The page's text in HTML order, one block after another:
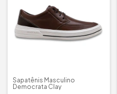
Sapatênis Masculino
Democrata Clay